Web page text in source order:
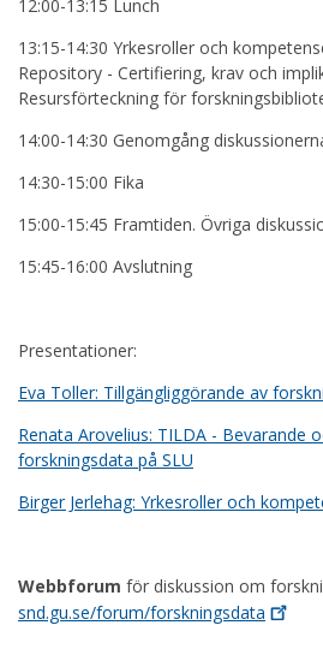
12:00-13:15 Lunch
13:15-14:30 Yrkesroller och
Repository - Certifiering, krav och
Resursförteckning för
14:00-14:30 Genomgång
14:30-15:00 Fika
15:00-15:45 Framtiden. Övriga
15:45-16:00 Avslutning
Presentationer:
Eva Toller: Tillgängliggörande av
Renata Arovelius: TILDA - Bevarande
forskningsdata på SLU
Birger Jerlehag: Yrkesroller och
Webbforum för diskussion om
snd.gu.se/forum/forskningsdata